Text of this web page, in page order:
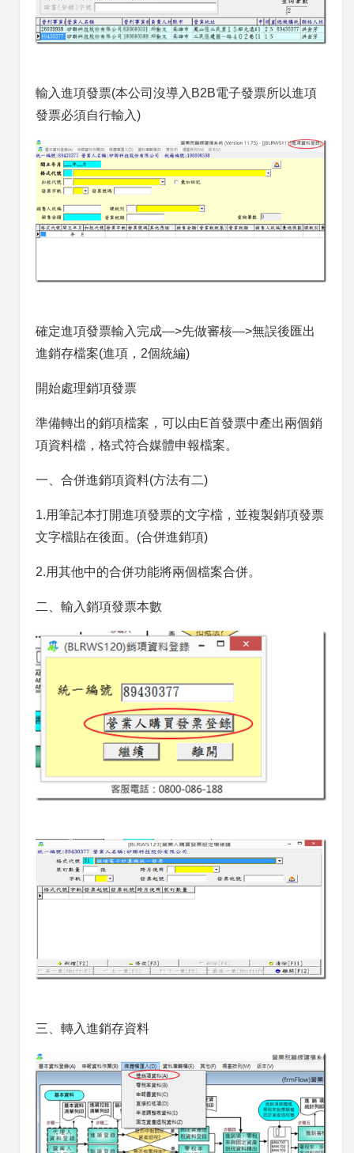
輸入進項發票(本公司沒導入B2B電子發票所以進項
發票必須自行輸入)
確定進項發票輸入完成—>先做審核—>無誤後匯出
進銷存檔案(進項，2個統編)
開始處理銷項發票
準備轉出的銷項檔案，可以由E首發票中產出兩個銷
項資料檔，格式符合媒體申報檔案。
一、合併進銷項資料(方法有二)
1.用筆記本打開進項發票的文字檔，並複製銷項發票
文字檔貼在後面。(合併進銷項)
2.用其他中的合併功能將兩個檔案合併。
二、輸入銷項發票本數
三、轉入進銷存資料